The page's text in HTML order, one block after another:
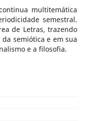
multitemática
semestral.
de Letras, trazendo
semiótica e em sua
e a filosofia.